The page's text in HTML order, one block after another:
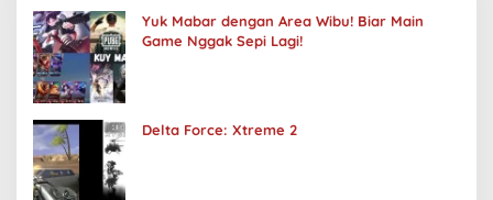
Yuk Mabar dengan Area Wibu! Biar Main
Game Nggak Sepi Lagi!
Delta Force: Xtreme 2